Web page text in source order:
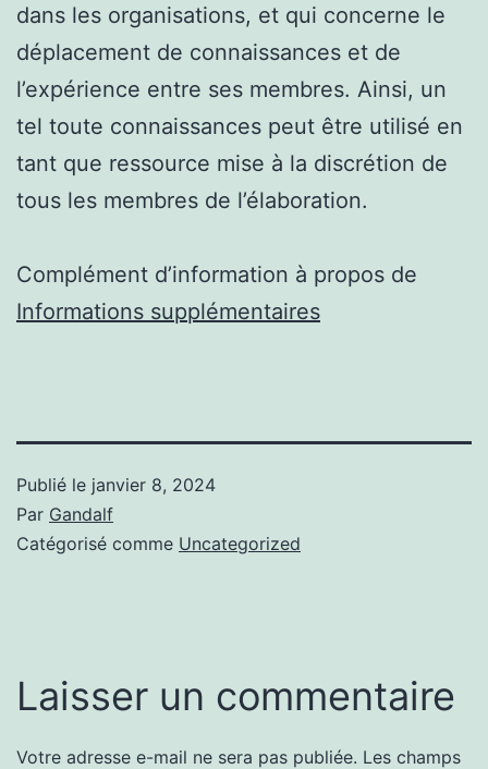
dans les organisations, et qui concerne le
déplacement de connaissances et de
l’expérience entre ses membres. Ainsi, un
tel toute connaissances peut être utilisé en
tant que ressource mise à la discrétion de
tous les membres de l’élaboration.
Complément d’information à propos de
Informations supplémentaires
Publié le janvier 8, 2024
Par Gandalf
Catégorisé comme Uncategorized
Laisser un commentaire
Votre adresse e-mail ne sera pas publiée. Les champs